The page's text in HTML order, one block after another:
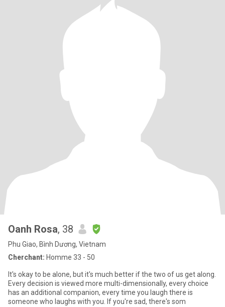
Oanh Rosa, 38
Phu Giao, Bình Dương, Vietnam
Cherchant: Homme 33 - 50
It's okay to be alone, but it's much better if the two of us get along.
Every decision is viewed more multi-dimensionally, every choice
has an additional companion, every time you laugh there is
someone who laughs with you. If you're sad, there's som